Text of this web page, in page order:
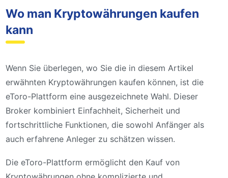
Wo man Kryptowährungen kaufen
kann
Wenn Sie überlegen, wo Sie die in diesem Artikel
erwähnten Kryptowährungen kaufen können, ist die
eToro-Plattform eine ausgezeichnete Wahl. Dieser
Broker kombiniert Einfachheit, Sicherheit und
fortschrittliche Funktionen, die sowohl Anfänger als
auch erfahrene Anleger zu schätzen wissen.
Die eToro-Plattform ermöglicht den Kauf von